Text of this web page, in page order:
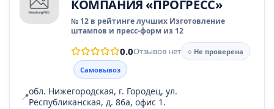
КОМПАНИЯ «ПРОГРЕСС»
№ 12 в рейтинге лучших Изготовление
штампов и пресс-форм из 12
0.0Отзывов нет
○ Не проверена
Самовывоз
📍обл. Нижегородская, г. Городец, ул.
Республиканская, д. 86а, офис 1.